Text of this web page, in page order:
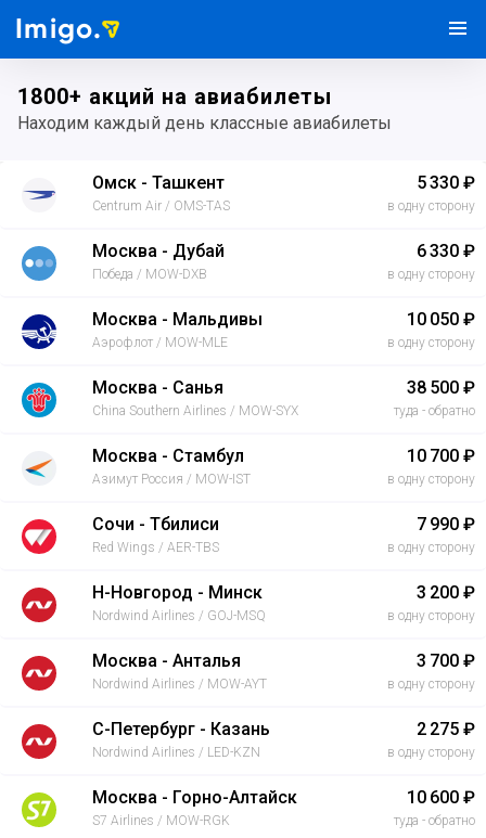
Imigo.
1800+ акций на авиабилеты
Находим каждый день классные авиабилеты
Омск - Ташкент
Centrum Air / OMS-TAS
5 330 ₽
в одну сторону
Москва - Дубай
Победа / MOW-DXB
6 330 ₽
в одну сторону
Москва - Мальдивы
Аэрофлот / MOW-MLE
10 050 ₽
в одну сторону
Москва - Санья
China Southern Airlines / MOW-SYX
38 500 ₽
туда - обратно
Москва - Стамбул
Азимут Россия / MOW-IST
10 700 ₽
в одну сторону
Сочи - Тбилиси
Red Wings / AER-TBS
7 990 ₽
в одну сторону
Н-Новгород - Минск
Nordwind Airlines / GOJ-MSQ
3 200 ₽
в одну сторону
Москва - Анталья
Nordwind Airlines / MOW-AYT
3 700 ₽
в одну сторону
С-Петербург - Казань
Nordwind Airlines / LED-KZN
2 275 ₽
в одну сторону
Москва - Горно-Алтайск
S7 Airlines / MOW-RGK
10 600 ₽
туда - обратно